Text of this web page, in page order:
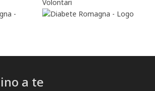
esser al nostro fianco per realizzare un
non abbia più il potere di decidere
a te